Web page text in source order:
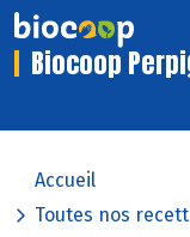
Biocoop
Accueil
Toutes nos